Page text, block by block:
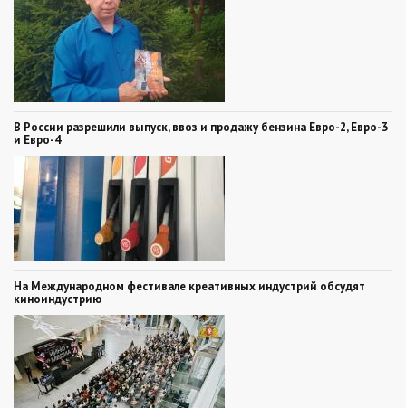
В России разрешили выпуск, ввоз и продажу бензина Евро-2, Евро-3
и Евро-4
На Международном фестивале креативных индустрий обсудят
киноиндустрию